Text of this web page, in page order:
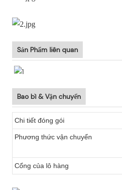
Sản Phẩm liên quan
Bao bì & Vận chuyển
Chi tiết đóng gói
Phương thức vận chuyển
Cổng của lô hàng